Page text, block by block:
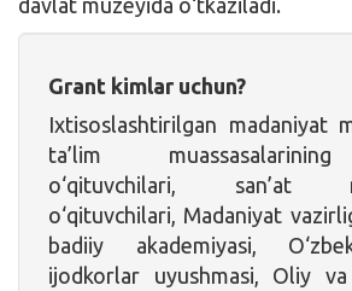
Grant kimlar uchun?
Ixtisoslashtirilgan madaniyat
ta’lim
o‘qituvchilari, san’at
o‘qituvchilari, Madaniyat
badiiy akademiyasi,
ijodkorlar uyushmasi, Oliy